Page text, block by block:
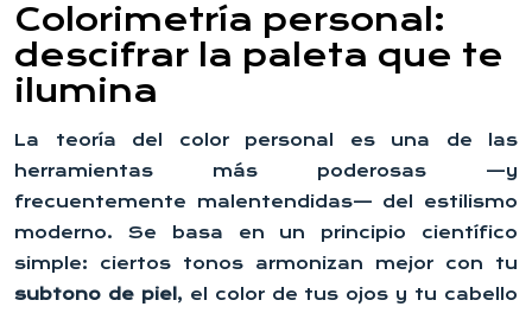
Colorimetría personal:
descifrar la paleta que te
ilumina
La teoría del color personal es una de las
herramientas más poderosas —y
frecuentemente malentendidas— del estilismo
moderno. Se basa en un principio científico
simple: ciertos tonos armonizan mejor con tu
subtono de piel , el color de tus ojos y tu cabello